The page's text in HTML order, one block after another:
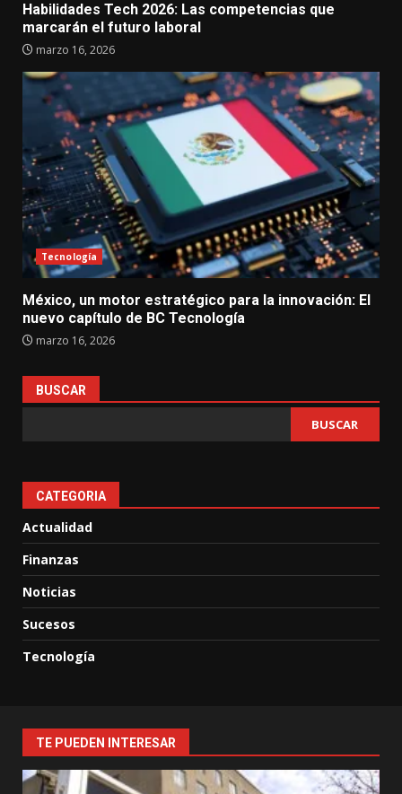
Habilidades Tech 2026: Las competencias que
marcarán el futuro laboral
marzo 16, 2026
Tecnología
México, un motor estratégico para la innovación: El
nuevo capítulo de BC Tecnología
marzo 16, 2026
BUSCAR
BUSCAR
CATEGORIA
Actualidad
Finanzas
Noticias
Sucesos
Tecnología
TE PUEDEN INTERESAR